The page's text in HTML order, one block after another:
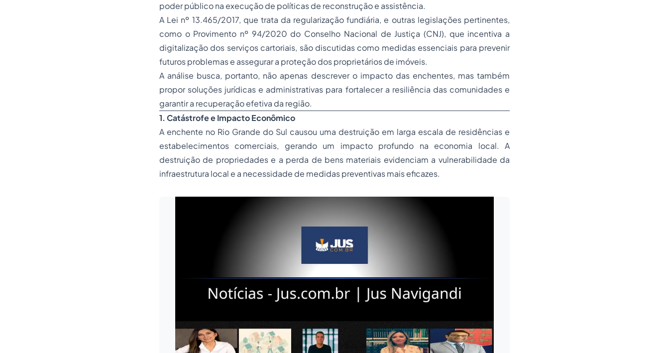
poder público na execução de políticas de reconstrução e assistência.
A Lei nº 13.465/2017, que trata da regularização fundiária, e outras legislações pertinentes,
como o Provimento nº 94/2020 do Conselho Nacional de Justiça (CNJ), que incentiva a
digitalização dos serviços cartoriais, são discutidas como medidas essenciais para prevenir
futuros problemas e assegurar a proteção dos proprietários de imóveis.
A análise busca, portanto, não apenas descrever o impacto das enchentes, mas também
propor soluções jurídicas e administrativas para fortalecer a resiliência das comunidades e
garantir a recuperação efetiva da região.
1. Catástrofe e Impacto Econômico
A enchente no Rio Grande do Sul causou uma destruição em larga escala de residências e
estabelecimentos comerciais, gerando um impacto profundo na economia local. A
destruição de propriedades e a perda de bens materiais evidenciam a vulnerabilidade da
infraestrutura local e a necessidade de medidas preventivas mais eficazes.